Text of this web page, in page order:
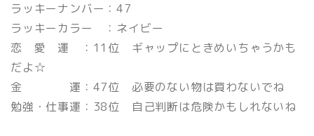
ラッキーナンバー：47
ラッキーカラー ：ネイビー
恋 愛 運 ：11位 ギャップにときめいちゃうかも
だよ☆
金 運：47位 必要のない物は買わないでね
勉強・仕事運：38位 自己判断は危険かもしれないね